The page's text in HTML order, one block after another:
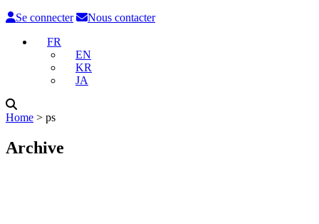
Se connecter
Nous contacter
FR
EN
KR
JA
Home ˃ ps
Archive